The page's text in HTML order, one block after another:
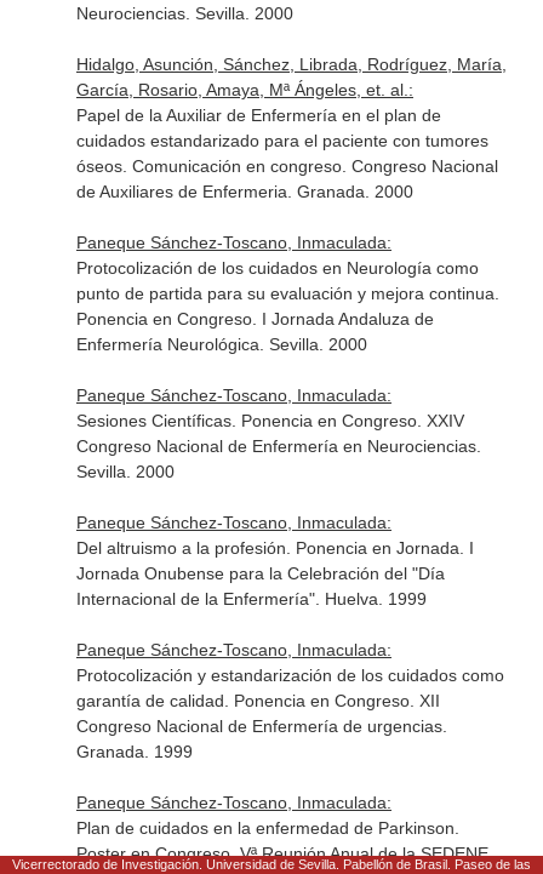
Neurociencias. Sevilla. 2000
Hidalgo, Asunción, Sánchez, Librada, Rodríguez, María,
García, Rosario, Amaya, Mª Ángeles, et. al.:
Papel de la Auxiliar de Enfermería en el plan de
cuidados estandarizado para el paciente con tumores
óseos. Comunicación en congreso. Congreso Nacional
de Auxiliares de Enfermeria. Granada. 2000
Paneque Sánchez-Toscano, Inmaculada:
Protocolización de los cuidados en Neurología como
punto de partida para su evaluación y mejora continua.
Ponencia en Congreso. I Jornada Andaluza de
Enfermería Neurológica. Sevilla. 2000
Paneque Sánchez-Toscano, Inmaculada:
Sesiones Científicas. Ponencia en Congreso. XXIV
Congreso Nacional de Enfermería en Neurociencias.
Sevilla. 2000
Paneque Sánchez-Toscano, Inmaculada:
Del altruismo a la profesión. Ponencia en Jornada. I
Jornada Onubense para la Celebración del "Día
Internacional de la Enfermería". Huelva. 1999
Paneque Sánchez-Toscano, Inmaculada:
Protocolización y estandarización de los cuidados como
garantía de calidad. Ponencia en Congreso. XII
Congreso Nacional de Enfermería de urgencias.
Granada. 1999
Paneque Sánchez-Toscano, Inmaculada:
Plan de cuidados en la enfermedad de Parkinson.
Poster en Congreso. Vª Reunión Anual de la SEDENE.
Vicerrectorado de Investigación. Universidad de Sevilla. Pabellón de Brasil. Paseo de las